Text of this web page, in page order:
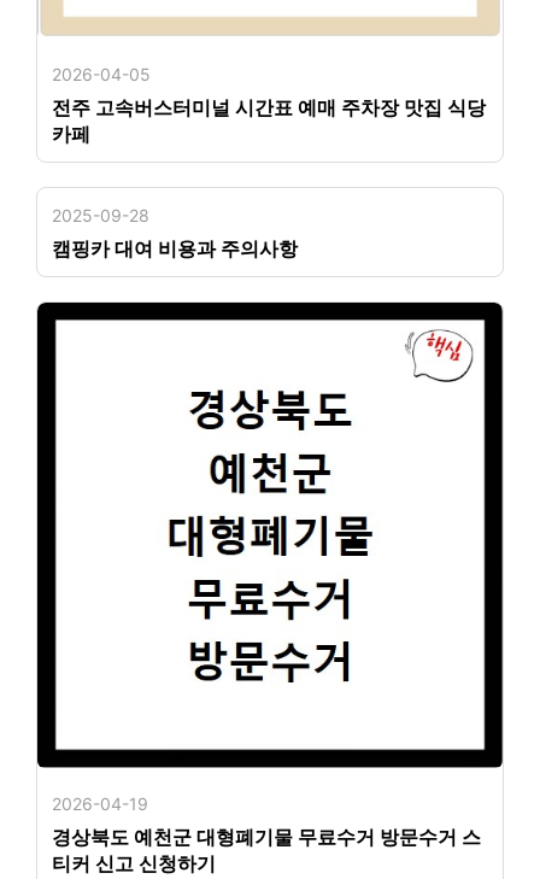
2026-04-05
전주 고속버스터미널 시간표 예매 주차장 맛집 식당
카페
2025-09-28
캠핑카 대여 비용과 주의사항
2026-04-19
경상북도 예천군 대형폐기물 무료수거 방문수거 스
티커 신고 신청하기